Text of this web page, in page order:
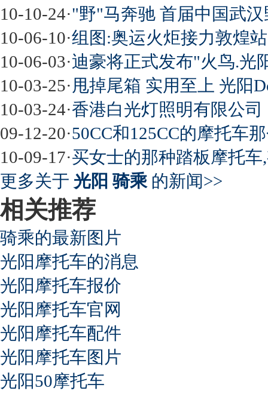
10-10-24·"野"马奔驰 首届中国武
10-06-10·组图:奥运火炬接力敦煌
10-06-03·迪豪将正式发布"火鸟.光
10-03-25·甩掉尾箱 实用至上 光阳
10-03-24·香港白光灯照明有限公司
09-12-20·50CC和125CC的摩托车
10-09-17·买女士的那种踏板摩托
更多关于 光阳 骑乘 的新闻>>
相关推荐
骑乘的最新图片
光阳摩托车的消息
光阳摩托车报价
光阳摩托车官网
光阳摩托车配件
光阳摩托车图片
光阳50摩托车